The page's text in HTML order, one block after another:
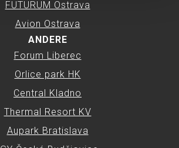
FUTURUM Ostrava
Avion Ostrava
ANDERE
Forum Liberec
Orlice park HK
Central Kladno
Thermal Resort KV
Aupark Bratislava